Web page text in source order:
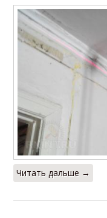
Читать дальше →